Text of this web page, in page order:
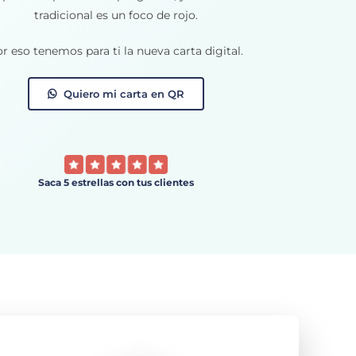
tradicional es un foco de rojo.
eso tenemos para ti la nueva carta digital.
Quiero mi carta en QR
Saca 5 estrellas con tus clientes